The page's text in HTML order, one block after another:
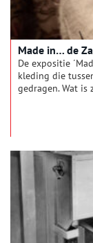
Made in… de
De expositie
kleding die
gedragen. Wat is